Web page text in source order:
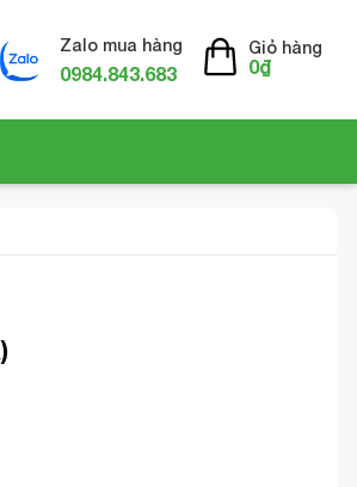
Zalo mua hàng
0984.843.683
Giỏ hàng
0₫